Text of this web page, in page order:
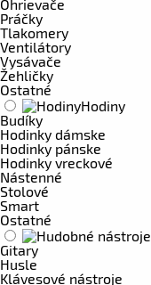
Ohrievače
Práčky
Tlakomery
Ventilátory
Vysávače
Žehličky
Ostatné
Hodiny
Budíky
Hodinky dámske
Hodinky pánske
Hodinky vreckové
Nástenné
Stolové
Smart
Ostatné
Gitary
Husle
Klávesové nástroje